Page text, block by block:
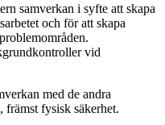
samverkan i syfte att skapa
och för att skapa
vid
med de andra
främst fysisk säkerhet.